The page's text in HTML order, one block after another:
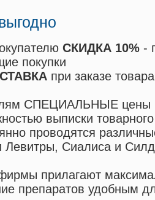
СКИДКА 10% -
покупки
при заказе
СПЕЦИАЛЬНЫЕ цены
выписки
проводятся
Левитры, Сиалиса и
прилагают
препаратов удобным